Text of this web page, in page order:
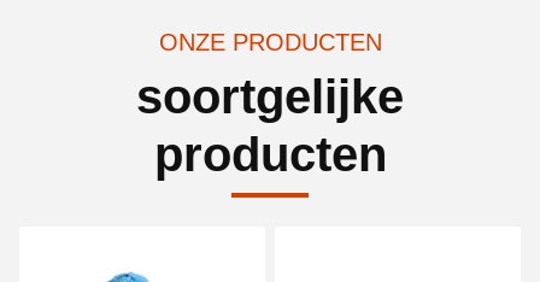
ONZE PRODUCTEN
soortgelijke
producten